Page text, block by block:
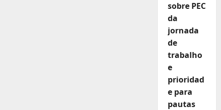
sobre PEC
da
jornada
de
trabalho
e
prioridad
e para
pautas